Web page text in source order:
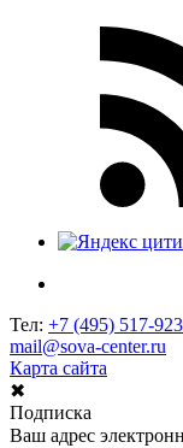
Тел: +7 (495) 517-
mail@sova-center.ru
Карта сайта
✖
Подписка
Ваш адрес